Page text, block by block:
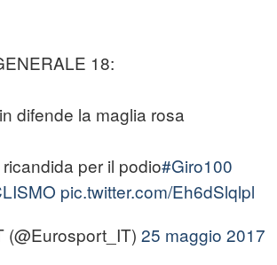
18:
la maglia rosa
per il podio#Giro100
pic.twitter.com/Eh6dSlqlpl
25 maggio 2017